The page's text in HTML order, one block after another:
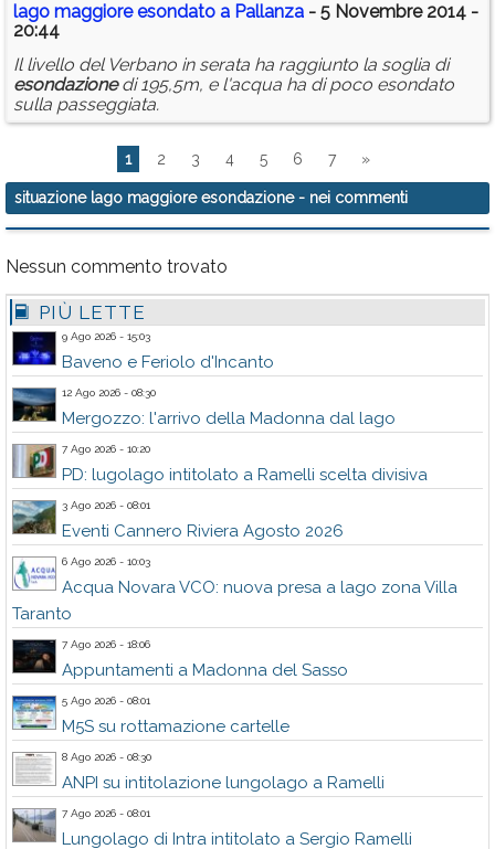
lago maggioreesondato a Pallanza - 5 Novembre 2014 -
20:44
Il livello del Verbano in serata ha raggiunto la soglia di
esondazionedi 195,5m, e l'acqua ha di poco esondato
sulla passeggiata.
1 2 3 4 5 6 7 »
situazione lago maggiore esondazione- nei commenti
Nessun commento trovato
PIÙ LETTE
9 Ago 2026 - 15:03
Baveno e Feriolo d'Incanto
12 Ago 2026 - 08:30
Mergozzo: l'arrivo della Madonna dal lago
7 Ago 2026 - 10:20
PD: lugolago intitolato a Ramelli scelta divisiva
3 Ago 2026 - 08:01
Eventi Cannero Riviera Agosto 2026
6 Ago 2026 - 10:03
Acqua Novara VCO: nuova presa a lago zona Villa
Taranto
7 Ago 2026 - 18:06
Appuntamenti a Madonna del Sasso
5 Ago 2026 - 08:01
M5S su rottamazione cartelle
8 Ago 2026 - 08:30
ANPI su intitolazione lungolago a Ramelli
7 Ago 2026 - 08:01
Lungolago di Intra intitolato a Sergio Ramelli